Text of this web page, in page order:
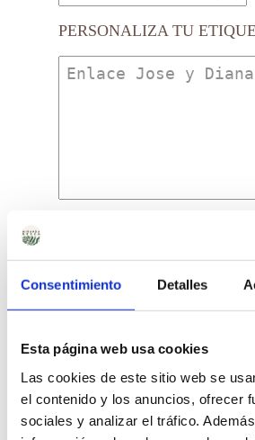
Consentimiento Detalles
Esta página web usa cookies
Las cookies de este sitio web se
el contenido y los anuncios, ofrecer
sociales y analizar el tráfico.
PERSONALIZA TU
Ecológicas
Hot
cantidad
Precio Total: 87€
¿Necesitas saber más sobre los